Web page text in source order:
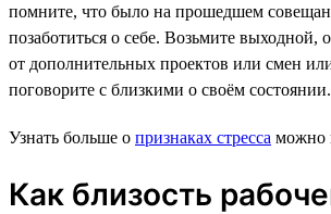
помните, что было на прошедшем
позаботиться о себе. Возьмите выходной,
от дополнительных проектов или смен
поговорите с близкими о своём состоянии.
Узнать больше о признаках стресса можно
Как близость